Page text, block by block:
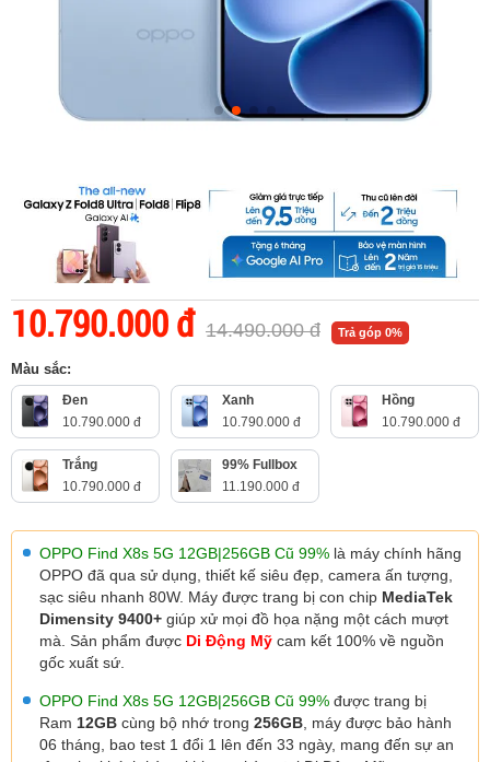
10.790.000 đ 14.490.000 đ Trả góp 0%
Màu sắc:
Đen
10.790.000 đ
Xanh
10.790.000 đ
Hồng
10.790.000 đ
Trắng
10.790.000 đ
99% Fullbox
11.190.000 đ
OPPO Find X8s 5G 12GB|256GB Cũ 99% là máy chính hãng
OPPO đã qua sử dụng, thiết kế siêu đẹp, camera ấn tượng,
sạc siêu nhanh 80W. Máy được trang bị con chip MediaTek
Dimensity 9400+ giúp xử mọi đồ họa nặng một cách mượt
mà. Sản phẩm được Di Động Mỹ cam kết 100% về nguồn
gốc xuất sứ.
OPPO Find X8s 5G 12GB|256GB Cũ 99% được trang bị
Ram 12GB cùng bộ nhớ trong 256GB , máy được bảo hành
06 tháng, bao test 1 đổi 1 lên đến 33 ngày, mang đến sự an